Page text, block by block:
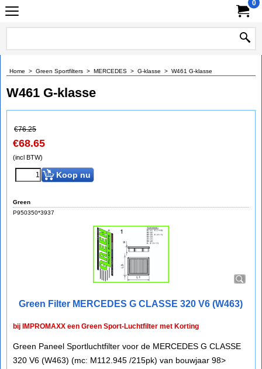
0
Home > Green Sportfilters > MERCEDES > G-klasse > W461 G-klasse
W461 G-klasse
€76.25
€68.65
(incl BTW)
Koop nu
Green
P950350*3937
Green Filter MERCEDES G CLASSE 320 V6 (W463)
bij IMPROMAXX een Green Sport-Luchtfilter met Korting
Green Paneel Sportluchtfilter voor de MERCEDES G CLASSE
320 V6 (W463) (mc: M112.945 /215pk) van bouwjaar 98>